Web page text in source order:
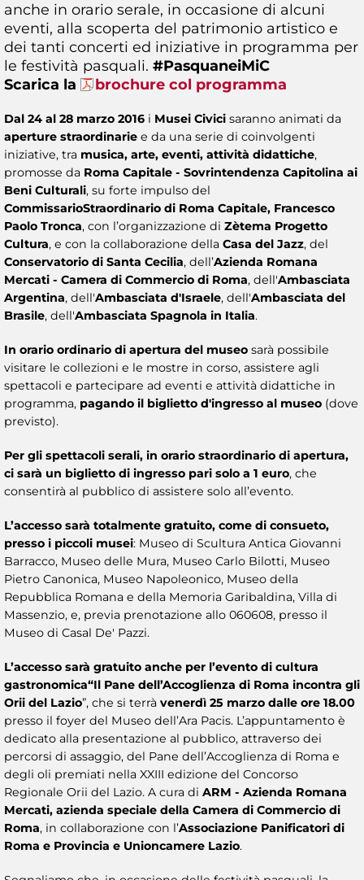
anche in orario serale, in occasione di alcuni
eventi, alla scoperta del patrimonio artistico e
dei tanti concerti ed iniziative in programma per
le festività pasquali. #PasquaneiMiC
Scarica la
brochure col programma
Dal 24 al 28 marzo 2016 i Musei Civici saranno animati da
aperture straordinarie e da una serie di coinvolgenti
iniziative, tra musica, arte, eventi, attività didattiche,
promosse da Roma Capitale - Sovrintendenza Capitolina ai
Beni Culturali, su forte impulso del
CommissarioStraordinario di Roma Capitale, Francesco
Paolo Tronca, con l’organizzazione di Zètema Progetto
Cultura, e con la collaborazione della Casa del Jazz, del
Conservatorio di Santa Cecilia, dell’Azienda Romana
Mercati - Camera di Commercio di Roma, dell'Ambasciata
Argentina, dell'Ambasciata d'Israele, dell'Ambasciata del
Brasile, dell'Ambasciata Spagnola in Italia.
In orario ordinario di apertura del museo sarà possibile
visitare le collezioni e le mostre in corso, assistere agli
spettacoli e partecipare ad eventi e attività didattiche in
programma, pagando il biglietto d'ingresso al museo (dove
previsto).
Per gli spettacoli serali, in orario straordinario di apertura,
ci sarà un biglietto di ingresso pari solo a 1 euro, che
consentirà al pubblico di assistere solo all’evento.
L’accesso sarà totalmente gratuito, come di consueto,
presso i piccoli musei: Museo di Scultura Antica Giovanni
Barracco, Museo delle Mura, Museo Carlo Bilotti, Museo
Pietro Canonica, Museo Napoleonico, Museo della
Repubblica Romana e della Memoria Garibaldina, Villa di
Massenzio, e, previa prenotazione allo 060608, presso il
Museo di Casal De' Pazzi.
L’accesso sarà gratuito anche per l’evento di cultura
gastronomica“Il Pane dell’Accoglienza di Roma incontra gli
Orii del Lazio”, che si terrà venerdì 25 marzo dalle ore 18.00
presso il foyer del Museo dell’Ara Pacis. L’appuntamento è
dedicato alla presentazione al pubblico, attraverso dei
percorsi di assaggio, del Pane dell’Accoglienza di Roma e
degli oli premiati nella XXIII edizione del Concorso
Regionale Orii del Lazio. A cura di ARM - Azienda Romana
Mercati, azienda speciale della Camera di Commercio di
Roma, in collaborazione con l’Associazione Panificatori di
Roma e Provincia e Unioncamere Lazio.